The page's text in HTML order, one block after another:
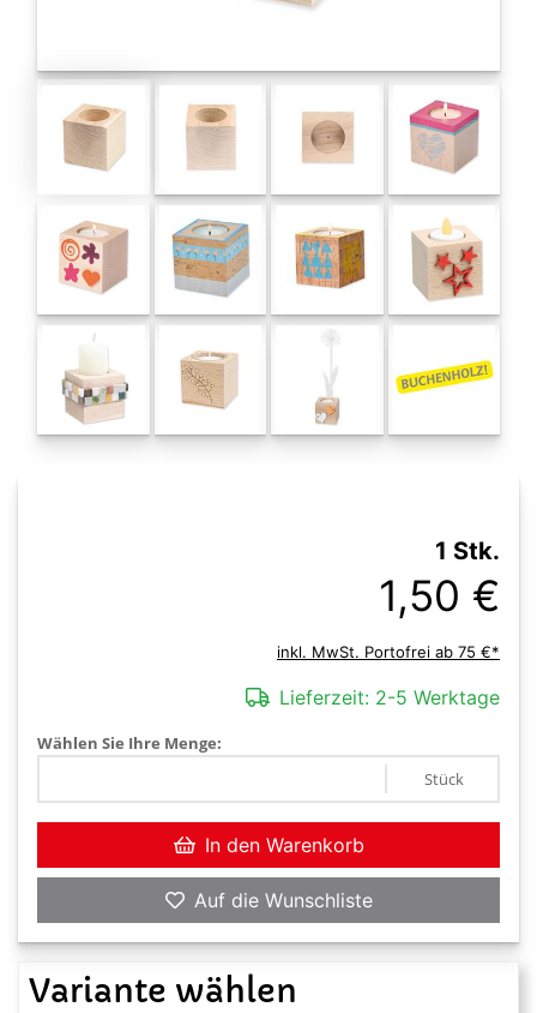
1 Stk.
1,50 €
inkl. MwSt. Portofrei ab 75 €*
Lieferzeit: 2-5 Werktage
Wählen Sie Ihre Menge:
Stück
In den Warenkorb
Auf die Wunschliste
Variante wählen